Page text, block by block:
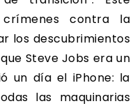
contra la
los descubrimientos
Steve Jobs era un
un día el iPhone: la
las maquinarias